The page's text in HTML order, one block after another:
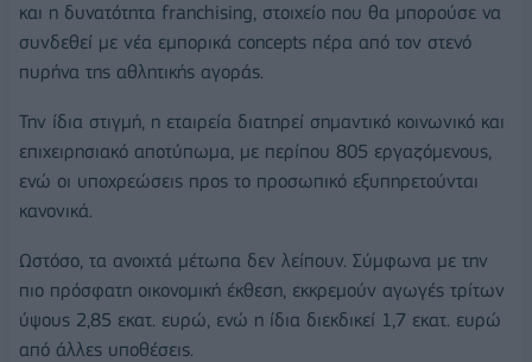
και η δυνατότητα franchising, στοιχείο που θα μπορούσε να
συνδεθεί με νέα εμπορικά concepts πέρα από τον στενό
πυρήνα της αθλητικής αγοράς.
Την ίδια στιγμή, η εταιρεία διατηρεί σημαντικό κοινωνικό και
επιχειρησιακό αποτύπωμα, με περίπου 805 εργαζόμενους,
ενώ οι υποχρεώσεις προς το προσωπικό εξυπηρετούνται
κανονικά.
Ωστόσο, τα ανοιχτά μέτωπα δεν λείπουν. Σύμφωνα με την
πιο πρόσφατη οικονομική έκθεση, εκκρεμούν αγωγές τρίτων
ύψους 2,85 εκατ. ευρώ, ενώ η ίδια διεκδικεί 1,7 εκατ. ευρώ
από άλλες υποθέσεις.